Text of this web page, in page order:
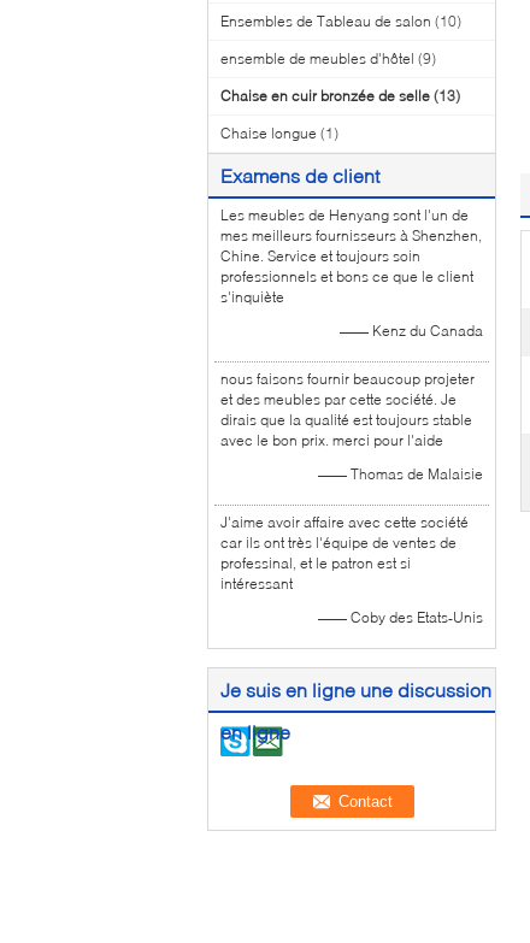
Ensembles de Tableau de salon (10)
ensemble de meubles d'hôtel (9)
Chaise en cuir bronzée de selle (13)
Chaise longue (1)
Examens de client
Les meubles de Henyang sont l'un de
mes meilleurs fournisseurs à Shenzhen,
Chine. Service et toujours soin
professionnels et bons ce que le client
s'inquiète
—— Kenz du Canada
nous faisons fournir beaucoup projeter
et des meubles par cette société. Je
dirais que la qualité est toujours stable
avec le bon prix. merci pour l'aide
—— Thomas de Malaisie
J'aime avoir affaire avec cette société
car ils ont très l'équipe de ventes de
professinal, et le patron est si
intéressant
—— Coby des Etats-Unis
Je suis en ligne une discussion
en ligne